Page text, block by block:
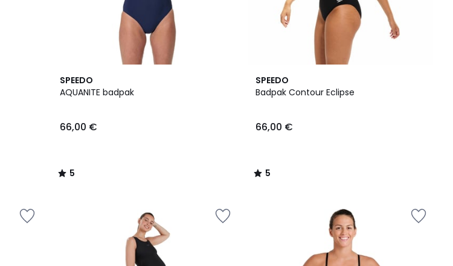
SPEEDO
AQUANITE badpak
66,00 €
5
/
5
/
SPEEDO
Badpak Contour Eclipse
66,00 €
5
/
5
/